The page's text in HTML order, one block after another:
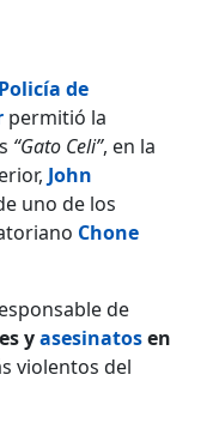
Policía de
permitió la
“Gato Celi”, en la
John
uno de los
Chone
de
yasesinatosen
violentos del